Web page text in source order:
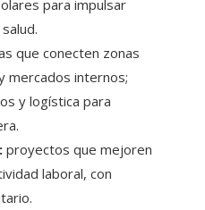
para impulsar
que conecten zonas
mercados internos;
y logística para
proyectos que mejoren
laboral, con